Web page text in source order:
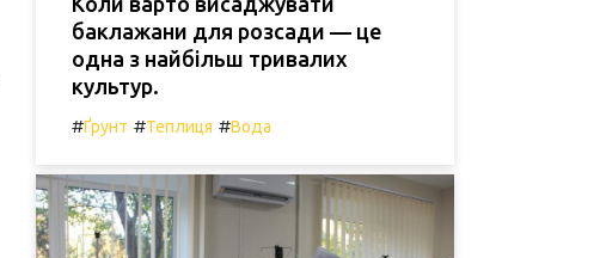
баклажани для розсади — це
одна з найбільш тривалих
культур.
#Ґрунт #Теплиця #Вода